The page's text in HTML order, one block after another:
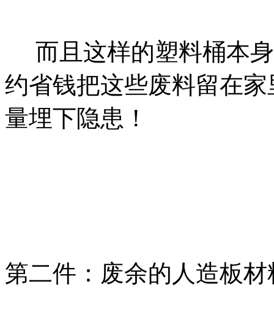
而且这样的塑料桶本
约省钱把这些废料留在
量埋下隐患！
第二件：废余的人造板材